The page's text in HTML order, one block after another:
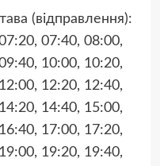
(відправлення):
07:40, 08:00,
10:00, 10:20,
12:20, 12:40,
14:40, 15:00,
17:00, 17:20,
19:20, 19:40,